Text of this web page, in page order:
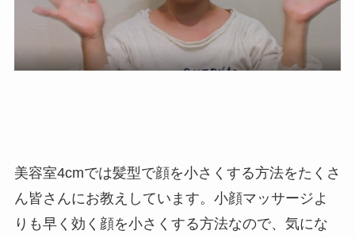
美容室4cmでは髪型で顔を小さくする方法をたくさ
ん皆さんにお教えしています。小顔マッサージよ
りも早く効く顔を小さくする方法なので、気にな